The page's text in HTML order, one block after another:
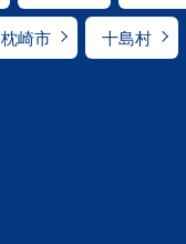
枕崎市 十島村